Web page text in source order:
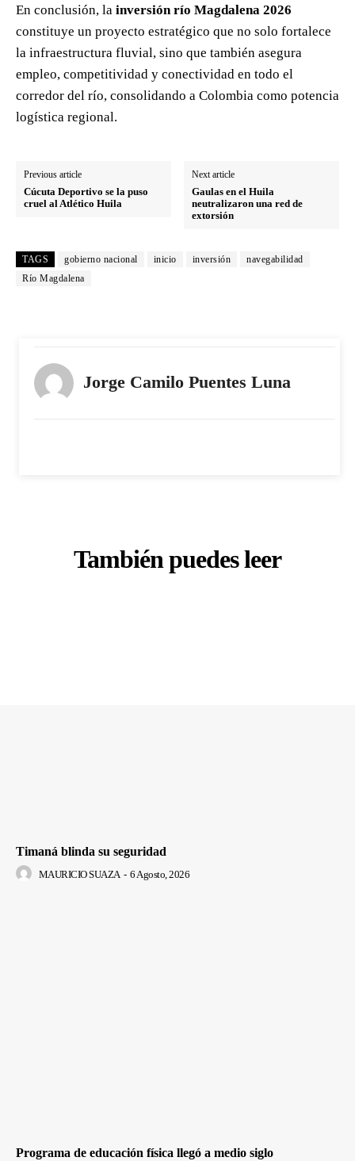
En conclusión, la inversión río Magdalena 2026
constituye un proyecto estratégico que no solo fortalece
la infraestructura fluvial, sino que también asegura
empleo, competitividad y conectividad en todo el
corredor del río, consolidando a Colombia como potencia
logística regional.
Previous article
Cúcuta Deportivo se la puso
cruel al Atlético Huila
Next article
Gaulas en el Huila
neutralizaron una red de
extorsión
TAGS gobierno nacional inicio inversión
navegabilidad
Río Magdalena
Jorge Camilo Puentes Luna
También puedes leer
Timaná blinda su seguridad
MAURICIO SUAZA - 6 Agosto, 2026
Programa de educación física llegó a medio siglo